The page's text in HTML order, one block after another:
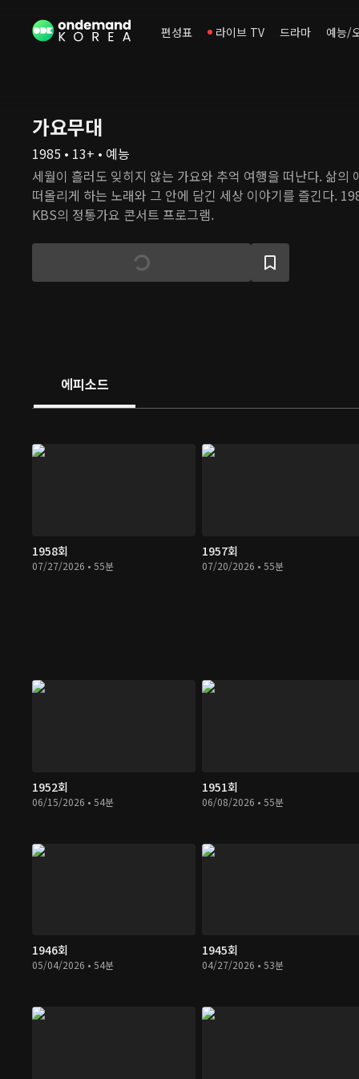
편성표 라이브 TV 드라마 예능/
가요무대
1985 • 13+ • 예능
세월이 흘러도 잊히지 않는 가요와 추억 여행을 떠난다. 삶의
떠올리게 하는 노래와 그 안에 담긴 세상 이야기를 즐긴다.
KBS의 정통가요 콘서트 프로그램.
에피소드
1958회
07/27/2026 • 55분
1957회
07/20/2026 • 55분
1952회
06/15/2026 • 54분
1951회
06/08/2026 • 55분
1946회
05/04/2026 • 54분
1945회
04/27/2026 • 53분